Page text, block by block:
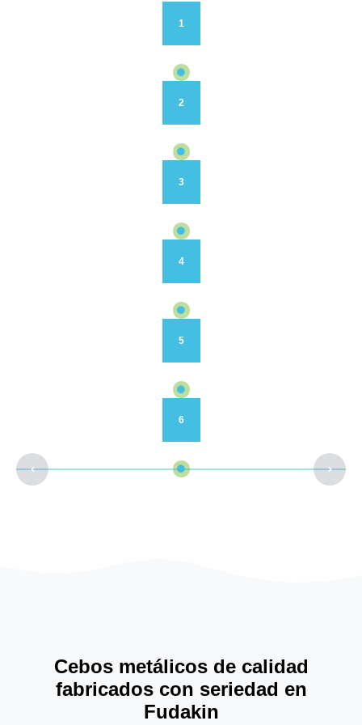
1
2
3
4
5
6
Cebos metálicos de calidad
fabricados con seriedad en
Fudakin